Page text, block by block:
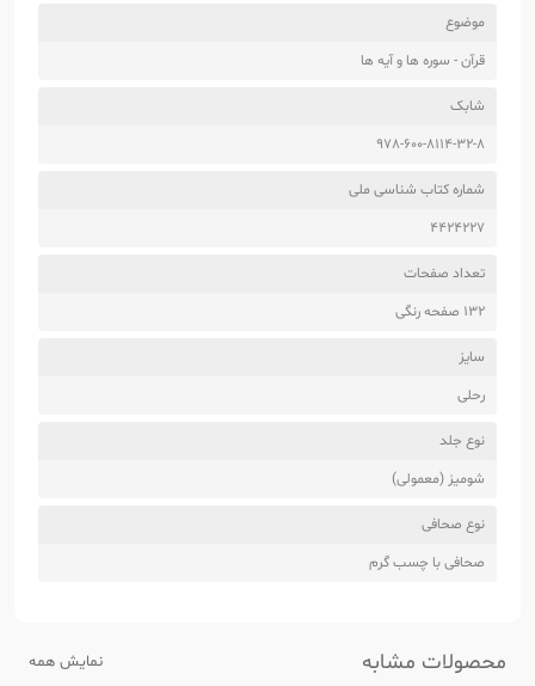
موضوع
قرآن - سوره ها و آیه ها
شابک
978-600-8114-32-8
شماره کتاب شناسی ملی
4424227
تعداد صفحات
132 صفحه رنگی
سایز
رحلی
نوع جلد
شومیز (معمولی)
نوع صحافی
صحافی با چسب گرم
محصولات مشابه نمایش همه